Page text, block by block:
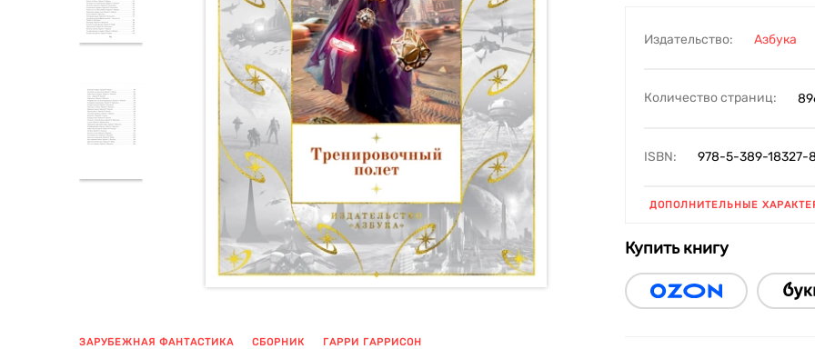
ЗАРУБЕЖНАЯ ФАНТАСТИКА СБОРНИК ГАРРИ ГАРРИСОН
Издательство: Азбука
Количество страниц:
ISBN: 978-5-389-18327-
ДОПОЛНИТЕЛЬНЫЕ
Купить книгу